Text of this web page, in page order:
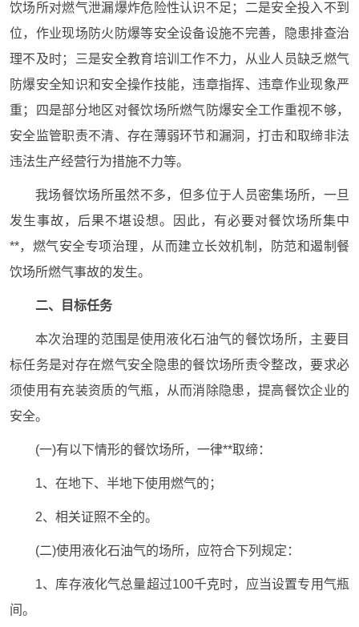
饮场所对燃气泄漏爆炸危险性认识不足；二是安全投入不到
位，作业现场防火防爆等安全设备设施不完善，隐患排查治
理不及时；三是安全教育培训工作不力，从业人员缺乏燃气
防爆安全知识和安全操作技能，违章指挥、违章作业现象严
重；四是部分地区对餐饮场所燃气防爆安全工作重视不够，
安全监管职责不清、存在薄弱环节和漏洞，打击和取缔非法
违法生产经营行为措施不力等。
我场餐饮场所虽然不多，但多位于人员密集场所，一旦
发生事故，后果不堪设想。因此，有必要对餐饮场所集中
**，燃气安全专项治理，从而建立长效机制，防范和遏制餐
饮场所燃气事故的发生。
二、目标任务
本次治理的范围是使用液化石油气的餐饮场所，主要目
标任务是对存在燃气安全隐患的餐饮场所责令整改，要求必
须使用有充装资质的气瓶，从而消除隐患，提高餐饮企业的
安全。
(一)有以下情形的餐饮场所，一律**取缔：
1、在地下、半地下使用燃气的；
2、相关证照不全的。
(二)使用液化石油气的场所，应符合下列规定：
1、库存液化气总量超过100千克时，应当设置专用气瓶
间。